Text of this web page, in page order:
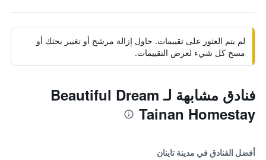
لم يتم العثور على تقييمات. حاول إزالة مرشح أو تغيير بحثك أو
مسح كل شيء لعرض التقييمات.
فنادق مشابهة لـ Beautiful Dream
Tainan Homestay
أفضل الفنادق في مدينة تاينان